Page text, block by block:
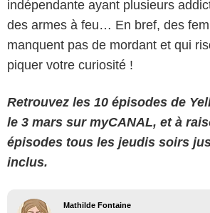
indépendante ayant plusieurs
des armes à feu… En bref, des
manquent pas de mordant et qui
piquer votre curiosité !
Retrouvez les 10 épisodes de
le 3 mars sur myCANAL, et à
épisodes tous les jeudis soirs
inclus.
Mathilde Fontaine